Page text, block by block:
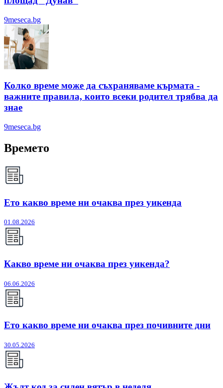
9meseca.bg
Колко време може да съхраняваме кърмата -
важните правила, които всеки родител трябва да
знае
9meseca.bg
Времето
Ето какво време ни очаква през уикенда
01.08.2026
Какво време ни очаква през уикенда?
06.06.2026
Ето какво време ни очаква през почивните дни
30.05.2026